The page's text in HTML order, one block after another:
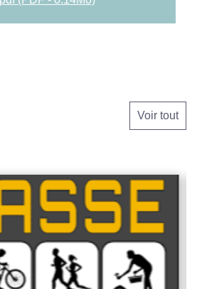
Voir tout